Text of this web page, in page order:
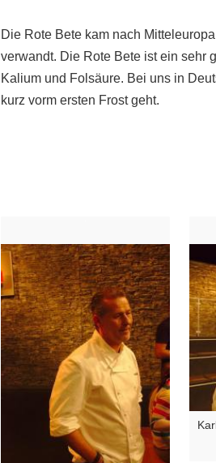
Die Rote Bete kam nach
verwandt. Die Rote Bete ist ein sehr
Kalium und Folsäure. Bei uns in
kurz vorm ersten Frost geht.